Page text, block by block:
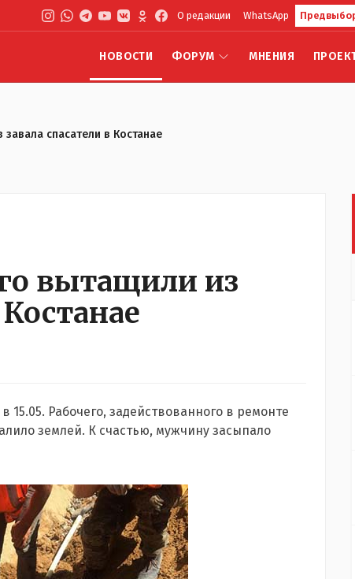
О редакции WhatsApp
НОВОСТИ ФОРУМ МНЕНИЯ
спасатели в Костанае
вытащили из
Рабочего, задействованного в ремонте
землей. К счастью, мужчину засыпало